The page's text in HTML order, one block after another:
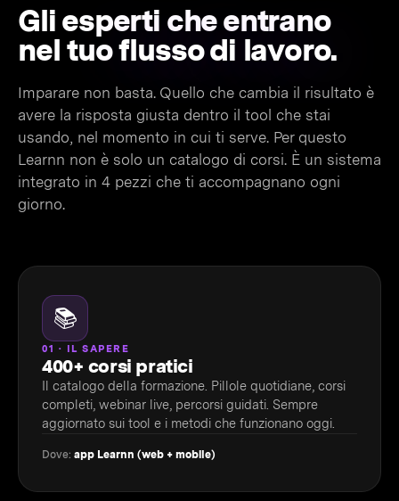
Gli esperti che entrano
nel tuoflusso di lavoro.
Imparare non basta. Quello che cambia il risultato è
avere la risposta giusta dentro il tool che stai
usando, nel momento in cui ti serve. Per questo
Learnn non è solo un catalogo di corsi. È un sistema
integrato in 4 pezzi che ti accompagnano ogni
giorno.
📚
01 · IL SAPERE
400+ corsi pratici
Il catalogo della formazione. Pillole quotidiane, corsi
completi, webinar live, percorsi guidati. Sempre
aggiornato sui tool e i metodi che funzionano oggi.
Dove: app Learnn (web + mobile)